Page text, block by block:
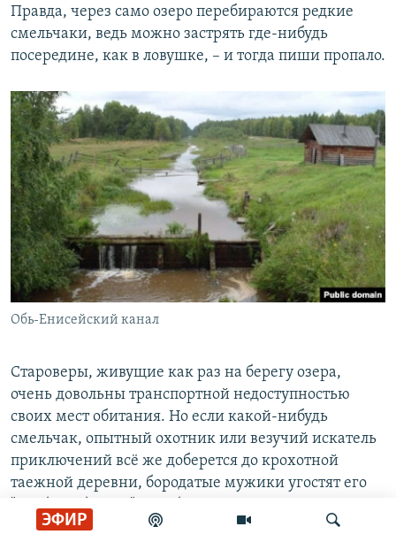
ЭФИР
Правда, через само озеро перебираются редкие
смельчаки, ведь можно застрять где-нибудь
посередине, как в ловушке, – и тогда пиши пропало.
Обь-Енисейский канал
Староверы, живущие как раз на берегу озера,
очень довольны транспортной недоступностью
своих мест обитания. Но если какой-нибудь
смельчак, опытный охотник или везучий искатель
приключений всё же доберется до крохотной
таежной деревни, бородатые мужики угостят его
"грибной брагой" – слабоалкогольным напитком из
забродившего варенья, настоянного на сыроежках.